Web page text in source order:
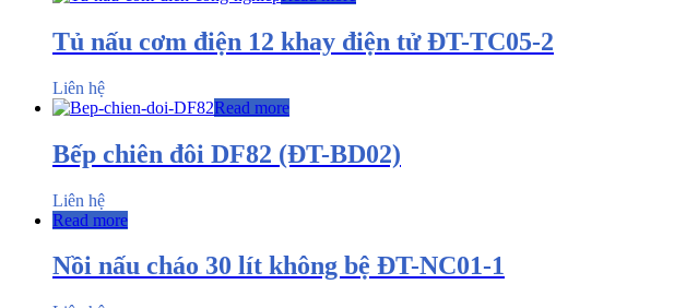
Tủ nấu cơm điện 12 khay điện tử ĐT-TC05-2
Liên hệ
Read more
Bếp chiên đôi DF82 (ĐT-BD02)
Liên hệ
Read more
Nồi nấu cháo 30 lít không bệ ĐT-NC01-1